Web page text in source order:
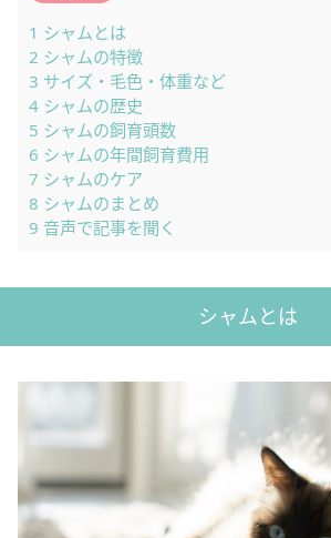
1 シャムとは
2 シャムの特徴
3 サイズ・毛色・体重など
4 シャムの歴史
5 シャムの飼育頭数
6 シャムの年間飼育費用
7 シャムのケア
8 シャムのまとめ
9 音声で記事を聞く
シャムとは